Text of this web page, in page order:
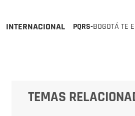
INTERNACIONAL PQRS-BOGOTÁ TE
TEMAS